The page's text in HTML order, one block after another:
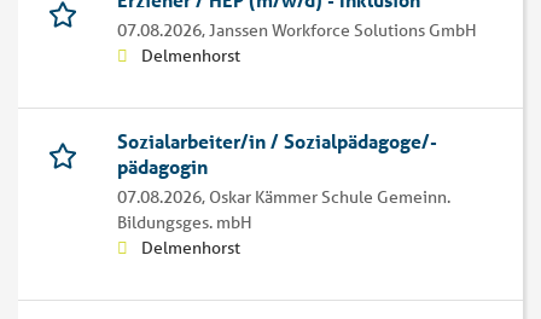
07.08.2026,Janssen Workforce Solutions GmbH
Delmenhorst
Sozialarbeiter/in / Sozialpädagoge/-
pädagogin
07.08.2026, Oskar Kämmer Schule Gemeinn.
Bildungsges. mbH
Delmenhorst